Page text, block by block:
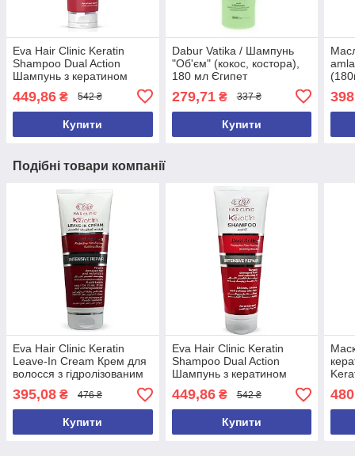
Eva Hair Clinic Keratin
Shampoo Dual Action
Шампунь з кератином
Intensive Repair E-Keratin
Єгипет
449,86 ₴ 542 ₴
Купити
Dabur Vatika / Шампунь
"Об'єм" (кокос, костора),
180 мл Єгипет
279,71₴ 337 ₴
Купити
Подібні товари компанії
Eva Hair Clinic Keratin
Leave-In Cream Крем для
волосся з гідролізованим
кератином, 200 мл.,
Єгипетський
395,08 ₴ 476 ₴
Купити
Eva Hair Clinic Keratin
Shampoo Dual Action
Шампунь з кератином
Intensive Repair E-Keratin
Єгипет
449,86₴ 542 ₴
Купити
200